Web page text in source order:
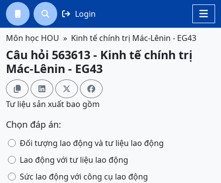

  Login
Môn học HOU Kinh tế chính trị Mác-Lênin - EG43
Câu hỏi 563613 - Kinh tế chính trị
Mác-Lênin - EG43
   
Tư liệu sản xuất bao gồm
Chọn đáp án:
Đối tượng lao động và tư liệu lao động
Lao động với tư liệu lao động
Sức lao động với công cụ lao động